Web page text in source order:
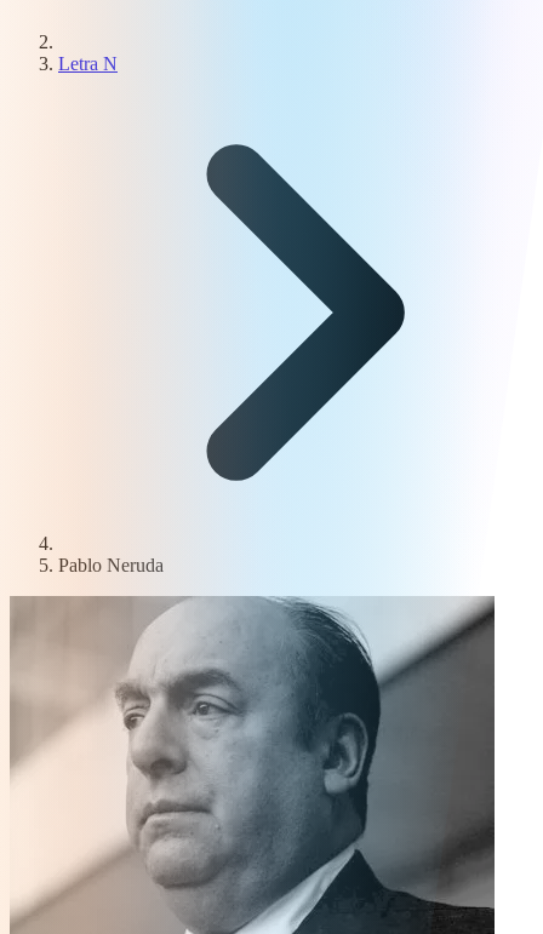
Letra N
Pablo Neruda